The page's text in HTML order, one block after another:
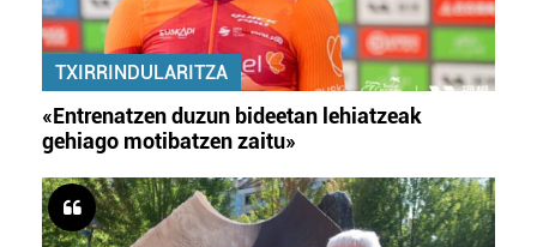
TXIRRINDULARITZA
«Entrenatzen duzun bideetan lehiatzeak
gehiago motibatzen zaitu»